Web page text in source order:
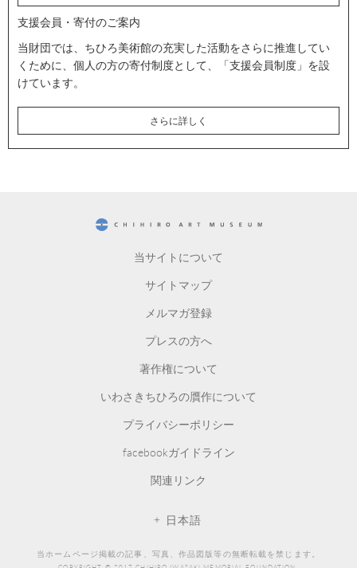
支援会員・寄付のご案内
当財団では、ちひろ美術館の充実した活動をさらに推進してい
くために、個人の方の寄付制度として、「支援会員制度」を設
けています。
さらに詳しく
当サイトについて
サイトマップ
メルマガ登録
プレスの方へ
著作権について
いわさきちひろの贋作について
プライバシーポリシー
facebookガイドライン
関連リンク
日本語
当ホームページ掲載の記事、写真、作品図版等の無断転載を禁じます。